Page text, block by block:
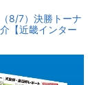
8/7）決勝トーナ
【近畿インター